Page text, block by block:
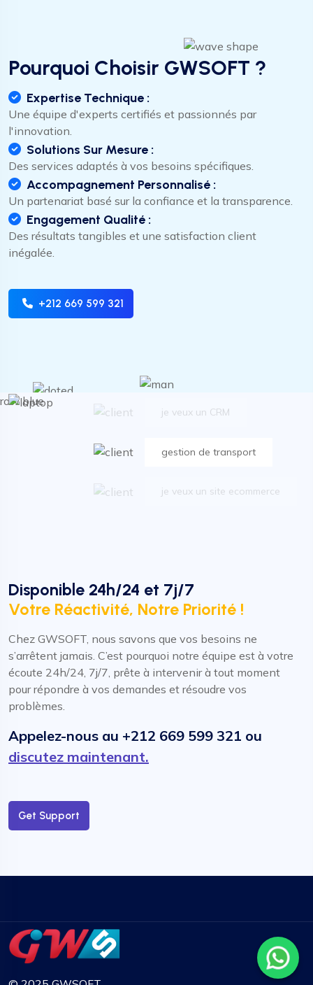
Pourquoi Choisir GWSOFT ?
Expertise Technique :
Une équipe d'experts certifiés et passionnés par
l'innovation.
Solutions Sur Mesure :
Des services adaptés à vos besoins spécifiques.
Accompagnement Personnalisé :
Un partenariat basé sur la confiance et la transparence.
Engagement Qualité :
Des résultats tangibles et une satisfaction client
inégalée.
+212 669 599 321
je veux un CRM
gestion de transport
je veux un site ecommerce
gestion de transport
je veux un site ecommerce
Disponible 24h/24 et 7j/7
Votre Réactivité, Notre Priorité !
Chez GWSOFT, nous savons que vos besoins ne
s’arrêtent jamais. C’est pourquoi notre équipe est à votre
écoute 24h/24, 7j/7, prête à intervenir à tout moment
pour répondre à vos demandes et résoudre vos
problèmes.
Appelez-nous au +212 669 599 321 ou
discutez maintenant.
Get Support